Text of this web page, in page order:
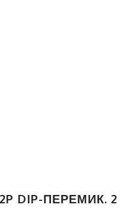
DIP-ПЕРЕМИК. 2